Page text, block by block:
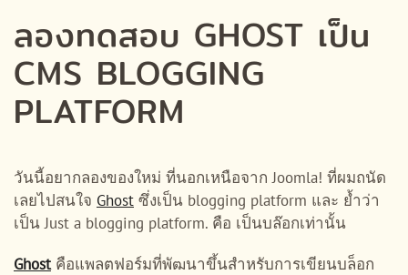
ลองทดสอบ GHOST เป็น
CMS BLOGGING
PLATFORM
วันนี้อยากลองของใหม่ ที่นอกเหนือจาก Joomla! ที่ผมถนัด
เลยไปสนใจ Ghost ซึ่งเป็น blogging platform และ ย้ำว่า
เป็น Just a blogging platform. คือ เป็นบล๊อกเท่านั้น
Ghostคือแพลตฟอร์มที่พัฒนาขึ้นสำหรับการเขียนบล็อก